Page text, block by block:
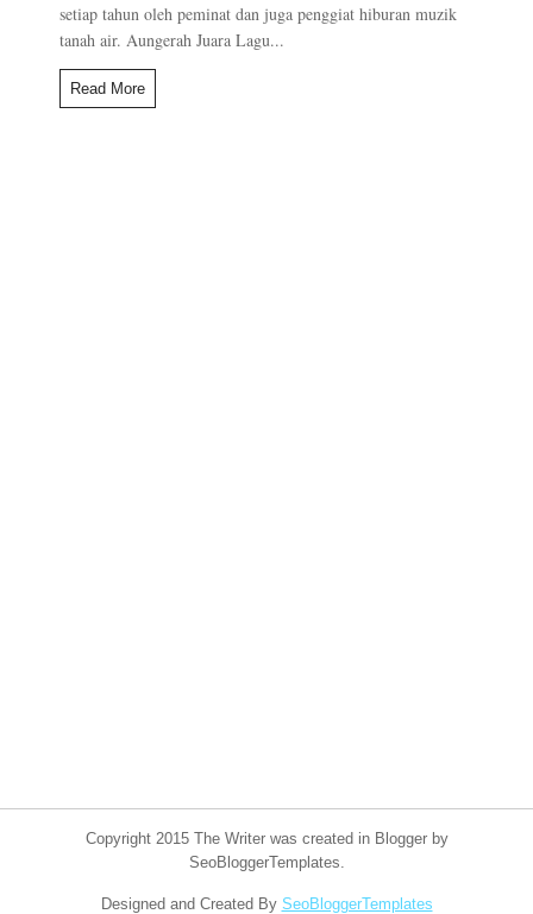
setiap tahun oleh peminat dan juga penggiat hiburan muzik
tanah air. Aungerah Juara Lagu...
Read More
Copyright 2015 The Writer was created in Blogger by
SeoBloggerTemplates.
Designed and Created By SeoBloggerTemplates